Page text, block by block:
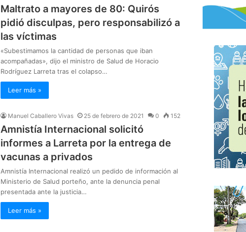
Maltrato a mayores de 80: Quirós
pidió disculpas, pero responsabilizó a
las víctimas
«Subestimamos la cantidad de personas que iban
acompañadas», dijo el ministro de Salud de Horacio
Rodríguez Larreta tras el colapso…
Leer más »
Manuel Caballero Vivas 25 de febrero de 2021 0 152
Amnistía Internacional solicitó
informes a Larreta por la entrega de
vacunas a privados
Amnistía Internacional realizó un pedido de información al
Ministerio de Salud porteño, ante la denuncia penal
presentada ante la justicia…
Leer más »